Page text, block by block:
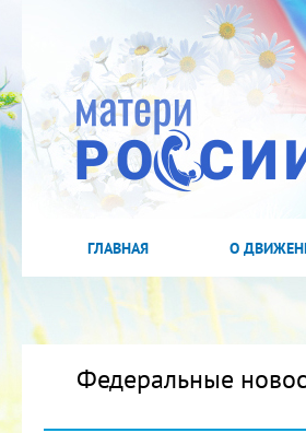
ГЛАВНАЯ О
Федеральные